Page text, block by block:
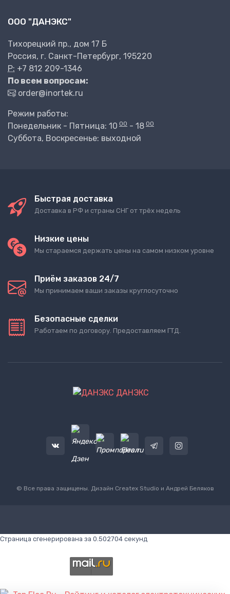
ООО "ДАНЭКС"
Тихорецкий пр., дом 17 Б
Россия, г. Санкт-Петербург, 195220
P: +7 812 209-1346
По всем вопросам:
order@inortek.ru
Режим работы:
Понедельник - Пятница: 10 00 - 18 00
Суббота, Воскресенье: выходной
Быстрая доставка
Доставка в РФ и страны СНГ от трёх недель
Низкие цены
Мы стараемся держать цены на самом низком уровне
Приём заказов 24/7
Мы принимаем ваши заказы круглосуточно
Безопасные сделки
Работаем по договору. Предоставляем ГТД.
ДАНЭКС
© Все права защищены. Дизайн Createx Studio и Андрей Беляков
Страница сгенерирована за 0.502704 секунд